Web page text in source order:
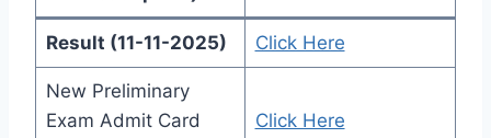
Result (11-11-2025) Click Here
New Preliminary
Exam Admit Card
Click Here